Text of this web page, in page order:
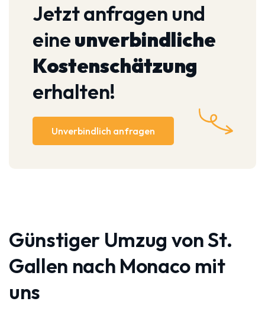
Jetzt anfragen und
eineunverbindliche
Kostenschätzung
erhalten!
Unverbindlich anfragen
Günstiger Umzug von St.
Gallen nach Monaco mit
uns